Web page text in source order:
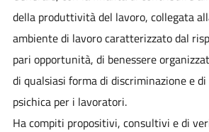
della produttività del lavoro, collegata
ambiente di lavoro caratterizzato dal
pari opportunità, di benessere
di qualsiasi forma di discriminazione e
psichica per i lavoratori.
Ha compiti propositivi, consultivi e di